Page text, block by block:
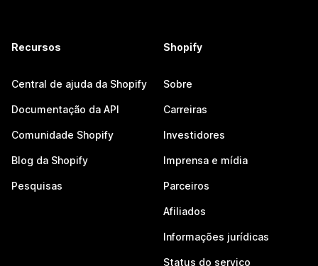
Recursos
Central de ajuda da Shopify
Documentação da API
Comunidade Shopify
Blog da Shopify
Pesquisas
Shopify
Sobre
Carreiras
Investidores
Imprensa e mídia
Parceiros
Afiliados
Informações jurídicas
Status do serviço